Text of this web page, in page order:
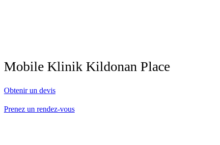
Mobile Klinik Kildonan Place
Obtenir un devis
Prenez un rendez-vous